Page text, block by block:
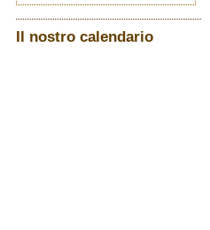
Il nostro calendario